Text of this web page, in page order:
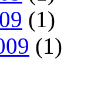
(1)
(1)